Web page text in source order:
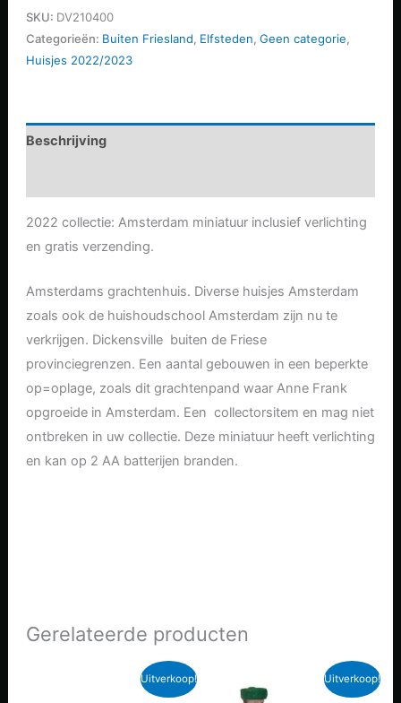
aantal
SKU: DV210400
Categorieën: Buiten Friesland, Elfsteden, Geen categorie,
Huisjes 2022/2023
Beschrijving
2022 collectie: Amsterdam miniatuur inclusief verlichting
en gratis verzending.
Amsterdams grachtenhuis. Diverse huisjes Amsterdam
zoals ook de huishoudschool Amsterdam zijn nu te
verkrijgen. Dickensville buiten de Friese
provinciegrenzen. Een aantal gebouwen in een beperkte
op=oplage, zoals dit grachtenpand waar Anne Frank
opgroeide in Amsterdam. Een collectorsitem en mag niet
ontbreken in uw collectie. Deze miniatuur heeft verlichting
en kan op 2 AA batterijen branden.
Gerelateerde producten
Uitverkoop! Uitverkoop!